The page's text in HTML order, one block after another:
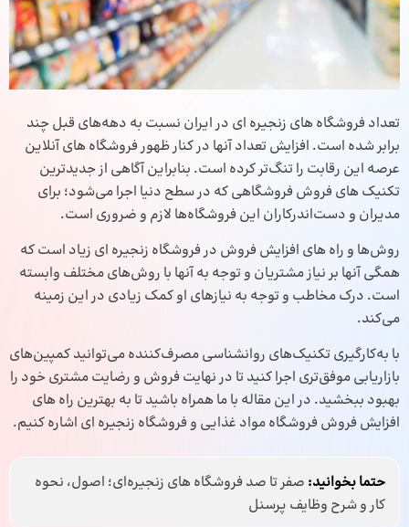
تعداد فروشگاه‌ های زنجیره‌ ای در ایران نسبت به دهه‌های قبل چند
برابر شده است. افزایش تعداد آنها در کنار ظهور فروشگاه‌ های آنلاین
عرصه این رقابت را تنگ‌تر کرده است. بنابراین آگاهی از جدیدترین
تکنیک‌ های فروش فروشگاهی که در سطح دنیا اجرا می‌شود؛ برای
مدیران و دست‌اندرکاران این فروشگاه‌ها لازم و ضروری است.
روش‌ها و راه‌ های افزایش فروش در فروشگاه زنجیره‌ ای زیاد است که
همگی آنها بر نیاز مشتریان و توجه به آنها با روش‌های مختلف وابسته
است. درک مخاطب و توجه به نیازهای او کمک زیادی در این زمینه
می‌کند.
با به‌کارگیری تکنیک‌های روانشناسی مصرف‌کننده می‌توانید کمپین‌های
بازاریابی موفق‌تری اجرا کنید تا در نهایت فروش و رضایت مشتری خود را
بهبود ببخشید. در این مقاله با ما همراه باشید تا به بهترین راه های
افزایش فروش فروشگاه مواد غذایی و فروشگاه زنجیره ای اشاره کنیم.
حتما بخوانید: صفر تا صد فروشگاه های زنجیره‌ای؛ اصول، نحوه
کار و شرح وظایف پرسنل